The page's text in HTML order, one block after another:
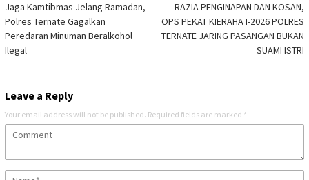
navigation
Jaga Kamtibmas Jelang Ramadan,
Polres Ternate Gagalkan
Peredaran Minuman Beralkohol
Ilegal
RAZIA PENGINAPAN DAN KOSAN,
OPS PEKAT KIERAHA I-2026 POLRES
TERNATE JARING PASANGAN BUKAN
SUAMI ISTRI
Leave a Reply
Your email address will not be published. Required fields are marked *